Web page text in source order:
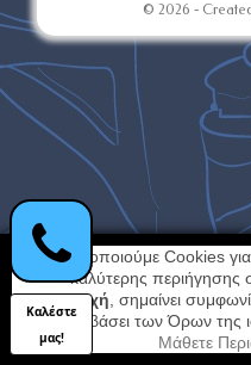
© 2026 -
Χρησιμοποιούμε Cookies
καλύτερης περιήγησης
Αποδοχή , σημαίνει
βάσει των Όρων της
Μάθετε
Καλέστε
μας!